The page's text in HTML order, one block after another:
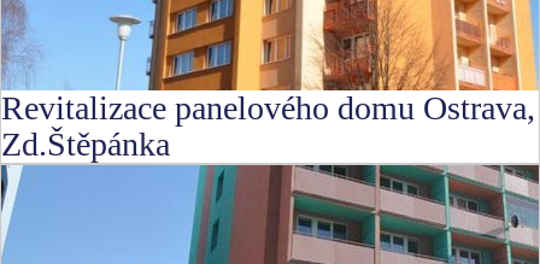
Revitalizace panelového domu Ostrava,
Zd.Štěpánka